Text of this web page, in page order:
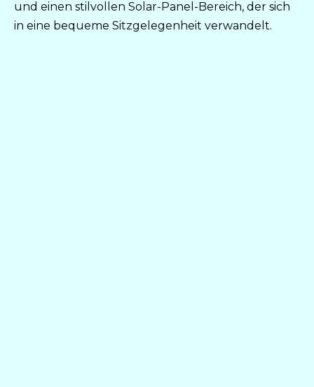
und einen stilvollen Solar-Panel-Bereich, der sich
in eine bequeme Sitzgelegenheit verwandelt.